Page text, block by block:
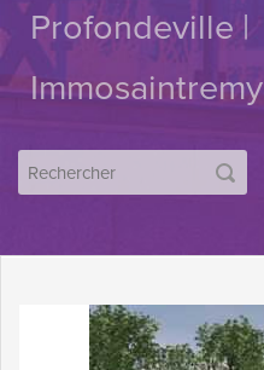
Profondeville |
Immosaintremy